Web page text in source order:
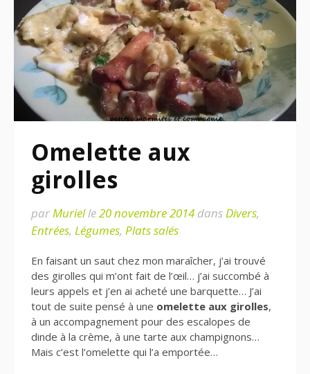
Omelette aux
girolles
parMurielle20 novembre 2014 dansDivers,
Entrées, Légumes, Plats salés
En faisant un saut chez mon maraîcher, j’ai trouvé
des girolles qui m’ont fait de l’œil… j’ai succombé à
leurs appels et j’en ai acheté une barquette… J’ai
tout de suite pensé à une omelette aux girolles,
à un accompagnement pour des escalopes de
dinde à la crème, à une tarte aux champignons…
Mais c’est l’omelette qui l’a emportée…